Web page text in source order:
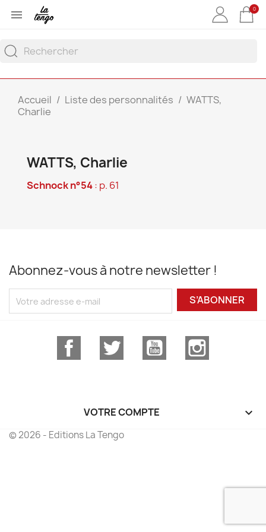
 0
Accueil Liste des personnalités
WATTS,
Charlie
WATTS, Charlie
Schnock n°54: p. 61
Abonnez-vous à notre newsletter !
S’ABONNER
Facebook Twitter YouTube
VOTRE COMPTE 
© 2026 - Editions La Tengo